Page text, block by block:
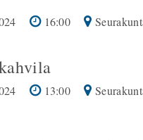
16:00
13:00